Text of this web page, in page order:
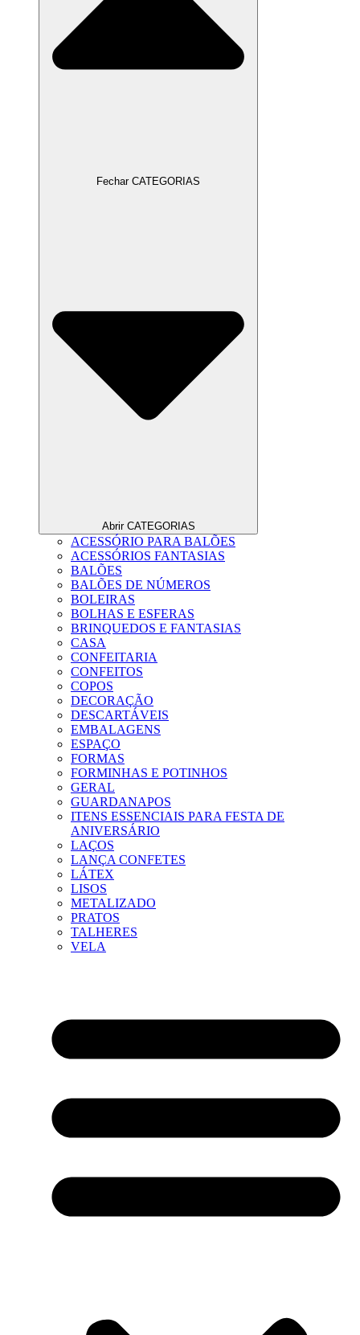
Fechar CATEGORIAS
Abrir CATEGORIAS
ACESSÓRIO PARA BALÕES
ACESSÓRIOS FANTASIAS
BALÕES
BALÕES DE NÚMEROS
BOLEIRAS
BOLHAS E ESFERAS
BRINQUEDOS E FANTASIAS
CASA
CONFEITARIA
CONFEITOS
COPOS
DECORAÇÃO
DESCARTÁVEIS
EMBALAGENS
ESPAÇO
FORMAS
FORMINHAS E POTINHOS
GERAL
GUARDANAPOS
ITENS ESSENCIAIS PARA FESTA DE
ANIVERSÁRIO
LAÇOS
LANÇA CONFETES
LÁTEX
LISOS
METALIZADO
PRATOS
TALHERES
VELA